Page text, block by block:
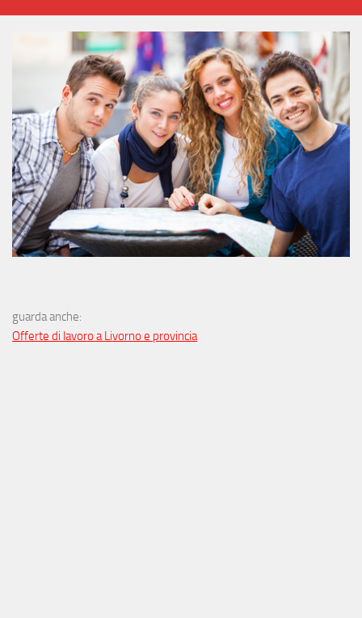
guarda anche:
Offerte di lavoro a Livorno e provincia